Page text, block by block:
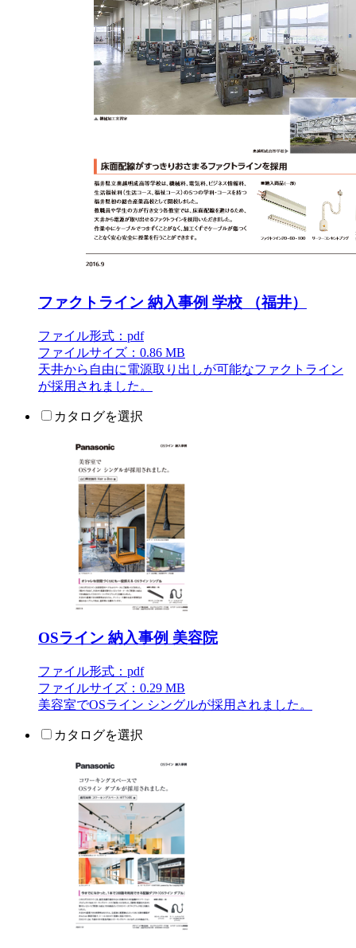
ファクトライン 納入事例 学校 （福井）
ファイル形式：pdf
ファイルサイズ：0.86 MB
天井から自由に電源取り出しが可能なファクトライン
が採用されました。
カタログを選択
OSライン 納入事例 美容院
ファイル形式：pdf
ファイルサイズ：0.29 MB
美容室でOSライン シングルが採用されました。
カタログを選択